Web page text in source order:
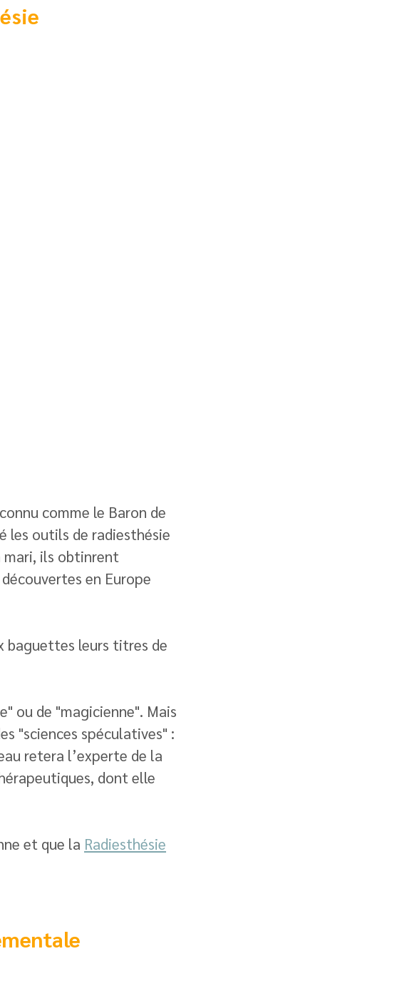
comme le Baron de
les outils de radiesthésie
mari, ils obtinrent
en Europe
baguettes leurs titres de
ou de "magicienne". Mais
"sciences spéculatives" :
retera l’experte de la
dont elle
et que la Radiesthésie